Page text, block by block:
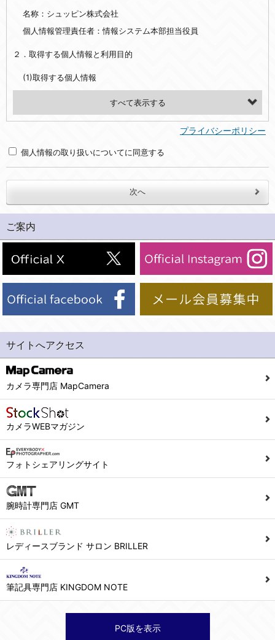
名称：シュッピン株式会社
個人情報管理責任者：情報システム本部担当役員
２．取得する個人情報と利用目的
(1)取得する個人情報
(2)利用目的
・お問合せへの対応のため
(2)法令等により開示を求められた場合。
(5)業務を円滑に進めるために、外部業者に個人データの一部又は全部の処理を委託する場合（ただし、委託する場合は委託した個人データの安全管理が図られるように、委託先に対する必要かつ適切な監督を行ないます）。
当社への個人情報の提供はお客様の任意ですが、必要な個人情報をご提供いただけない場合、当社のサービス等が利用できない場合がありますのでご了承下さい。
５．ご本人が容易に知覚できない方法による個人情報の取得
６．個人情報に関するお問合せ対応
(1)当社は、当社の保有する個人データに関し、ご本人から利用目的の通知，開示，内容の訂正，追加又は削除，利用の停止，消去及び第三者への提供の停止の請求などがあれば、ご本人の確認をさせていただいた上で、速やかに対応します。また当社の個人情報の取り扱いに関するご質問、ご相談にも対応いたします。尚、シュッピン会員のお客様は、当社が保有する個人データの削除を要求する権利があります。
(2)当社の個人情報に関するお問合せは、以下の窓口で承ります。お問合せの内容により必要な書類提出や質問へのご回答をお願いすることがあります。
シュッピン株式会社 個人情報相談窓口
Mail：privacy@syuppin.com (受付)
プライバシーポリシー
個人情報の取り扱いについてに同意する
ご案内
サイトへアクセス
カメラ専門店 MapCamera
カメラWEBマガジン
フォトシェアリングサイト
腕時計専門店 GMT
レディースブランド サロン BRILLER
筆記具専門店 KINGDOM NOTE
PC版を表示